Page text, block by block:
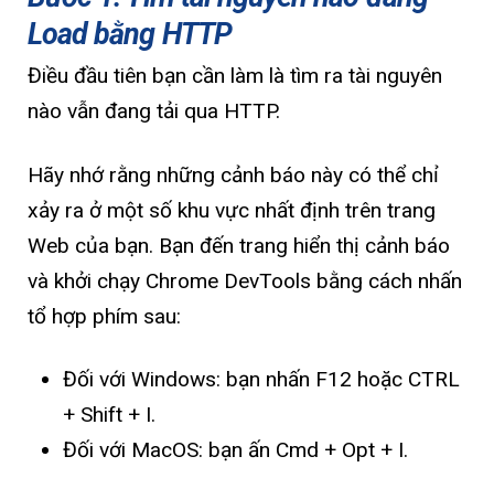
Load bằng HTTP
Điều đầu tiên bạn cần làm là tìm ra tài nguyên
nào vẫn đang tải qua HTTP.
Hãy nhớ rằng những cảnh báo này có thể chỉ
xảy ra ở một số khu vực nhất định trên trang
Web của bạn. Bạn đến trang hiển thị cảnh báo
và khởi chạy Chrome DevTools bằng cách nhấn
tổ hợp phím sau:
Đối với Windows: bạn nhấn F12 hoặc CTRL
+ Shift + I.
Đối với MacOS: bạn ấn Cmd + Opt + I.